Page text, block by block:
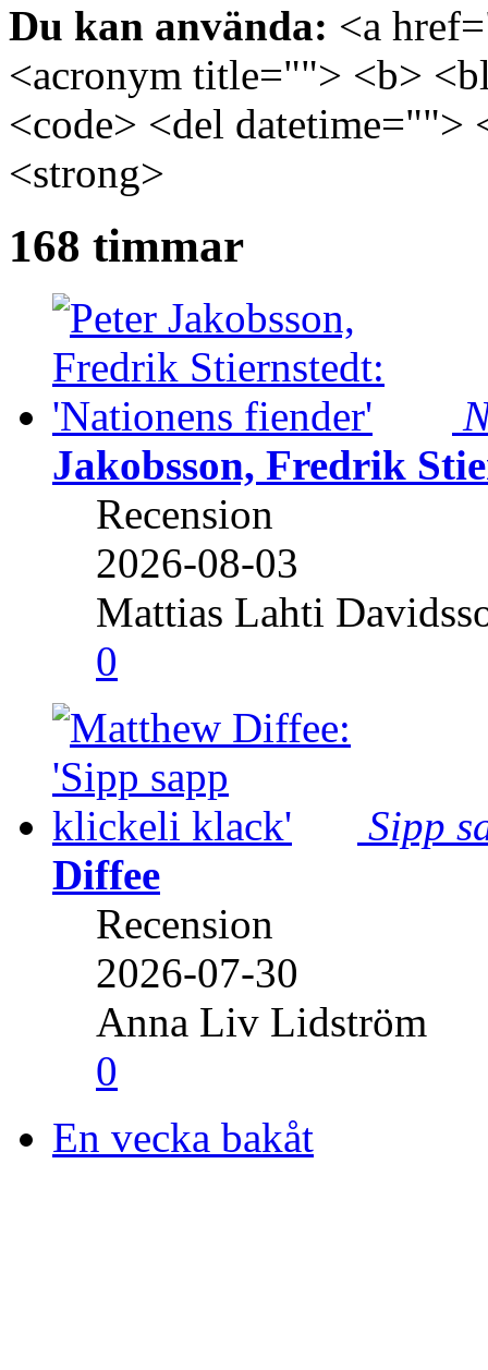
Du kan använda: <a
<acronym title=""> <b>
<code> <del
<strong>
168 timmar
Jakobsson, Fredrik
Recension
2026-08-03
Mattias Lahti
0
Sipp
Diffee
Recension
2026-07-30
Anna Liv Lidström
0
En vecka bakåt